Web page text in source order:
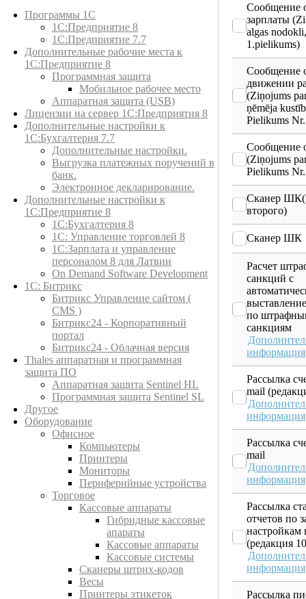
Программы 1С
1С:Предприятие 8
1С:Предприятие 7.7
Дополнительные рабочие места к
1С:Предприятие 8
Программная защита
Мобильное рабочее место
Аппаратная защита (USB)
Лицензии на сервер 1С:Предприятия 8
Дополнительные настройки к
1С:Бухгалтерия 7.7
Дополнительные настройки.
Выгрузка платежных поручений в
банк.
Электронное декларирование.
Дополнительные настройки к
1С:Предприятие 8
1С:Бухгалтерия 8
1C: Управление торговлей 8
1С:Зарплата и управление
персоналом 8 для Латвии
On Demand Software Development
1С: Битрикс
Битрикс Управление сайтом (
CMS )
Битрикс24 - Корпоративный
портал
Битрикс24 - Облачная версия
Thales аппаратная и программная
защита ПО
Аппаратная защита Sentinel HL
Программная защита Sentinel SL
Другое
Оборудование
Офисное
Компьютеры
Принтеры
Мониторы
Периферийные устройства
Торговое
Кассовые аппараты
Гибридные кассовые
апараты
Кассовые аппараты
Кассовые системы
Сканеры штрих-кодов
Весы
Принтеры этикеток
Сообщение
зарплаты
algas nodokli,
1.pielikums)
Сообщение
движении
(Ziņojums
ņēmēja
Pielikums
Сообщение
(Ziņojums
Pielikums
Сканер
второго)
Сканер ШК
Расчет
санкций с
по
санкциям
информация
Рассылка
mail
информация
Рассылка
mail
информация
Рассылка
отчетов по
настройкам
(редакция
информация
Рассылка